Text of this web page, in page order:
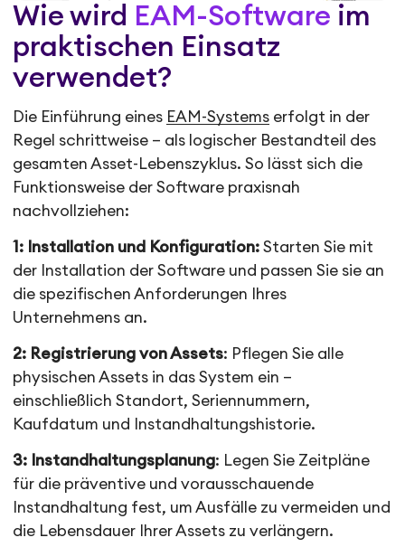
Wie wird EAM-Software im
praktischen Einsatz
verwendet?
Die Einführung eines EAM-Systems erfolgt in der
Regel schrittweise – als logischer Bestandteil des
gesamten Asset-Lebenszyklus. So lässt sich die
Funktionsweise der Software praxisnah
nachvollziehen:
1: Installation und Konfiguration: Starten Sie mit
der Installation der Software und passen Sie sie an
die spezifischen Anforderungen Ihres
Unternehmens an.
2: Registrierung von Assets: Pflegen Sie alle
physischen Assets in das System ein –
einschließlich Standort, Seriennummern,
Kaufdatum und Instandhaltungshistorie.
3: Instandhaltungsplanung: Legen Sie Zeitpläne
für die präventive und vorausschauende
Instandhaltung fest, um Ausfälle zu vermeiden und
die Lebensdauer Ihrer Assets zu verlängern.